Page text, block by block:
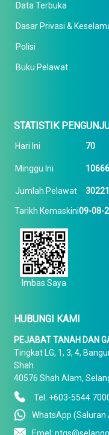
Data Terbuka
Dasar Privasi &
Polisi
Buku Pelawat
STATISTIK
Hari Ini 70
Minggu Ini 10666
Jumlah Pelawat
Tarikh Kemaskini09-08-
Imbas Saya
HUBUNGI KAMI
PEJABAT TANAH DAN
Tingkat LG, 1, 3, 4,
Shah
40576 Shah Alam,
Tel: +603-5544
WhatsApp (Saluran
Emel: